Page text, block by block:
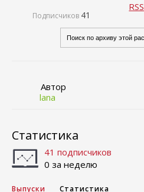
Подписчиков 41
RSS
Автор
lana
Статистика
41 подписчиков
0 за неделю
Выпуски Статистика